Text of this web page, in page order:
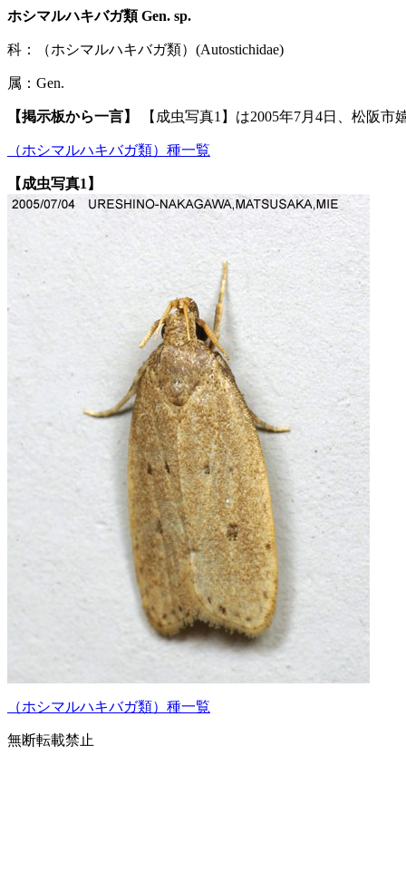
ホシマルハキバガ類 Gen. sp.
科：（ホシマルハキバガ類）(Autostichidae)
属：Gen.
【掲示板から一言】 【成虫写真1】は2005年7月4日、松阪
（ホシマルハキバガ類）種一覧
【成虫写真1】
（ホシマルハキバガ類）種一覧
無断転載禁止